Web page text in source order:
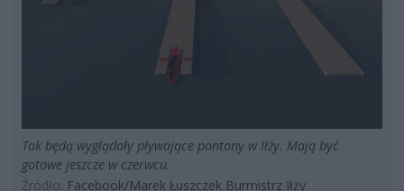
Tak będą wyglądały pływające pontony w Iłży. Mają być
gotowe jeszcze w czerwcu.
Źródło: Facebook/Marek Łuszczek Burmistrz Iłży